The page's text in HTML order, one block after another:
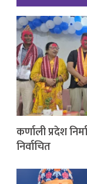
कर्णाली प्रदेश
निर्वाचित